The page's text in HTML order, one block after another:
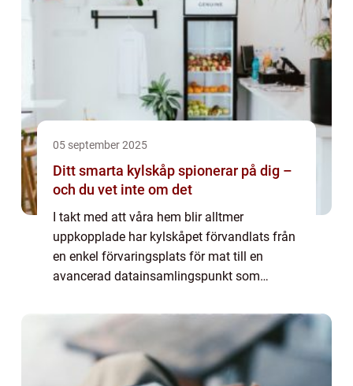
05 september 2025
Ditt smarta kylskåp spionerar på dig –
och du vet inte om det
I takt med att våra hem blir alltmer
uppkopplade har kylskåpet förvandlats från
en enkel förvaringsplats för mat till en
avancerad datainsamlingspunkt som
glänsan...